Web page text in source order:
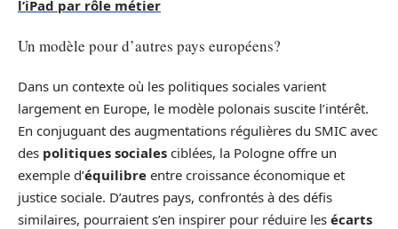
l’iPad par rôle métier
Un modèle pour d’autres pays européens?
Dans un contexte où les politiques sociales varient
largement en Europe, le modèle polonais suscite l’intérêt.
En conjuguant des augmentations régulières du SMIC avec
des politiques sociales ciblées, la Pologne offre un
exemple d’équilibre entre croissance économique et
justice sociale. D’autres pays, confrontés à des défis
similaires, pourraient s’en inspirer pour réduire les écarts